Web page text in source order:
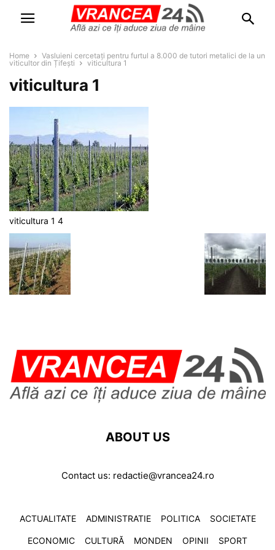
Home
Vasluieni cercetați pentru furtul a 8.000 de tutori metalici de la un
viticultor din Țifești
viticultura 1
viticultura 1
viticultura 1 4
ABOUT US
Contact us: redactie@vrancea24.ro
ACTUALITATE ADMINISTRATIE POLITICA SOCIETATE
ECONOMIC CULTURĂ MONDEN OPINII SPORT